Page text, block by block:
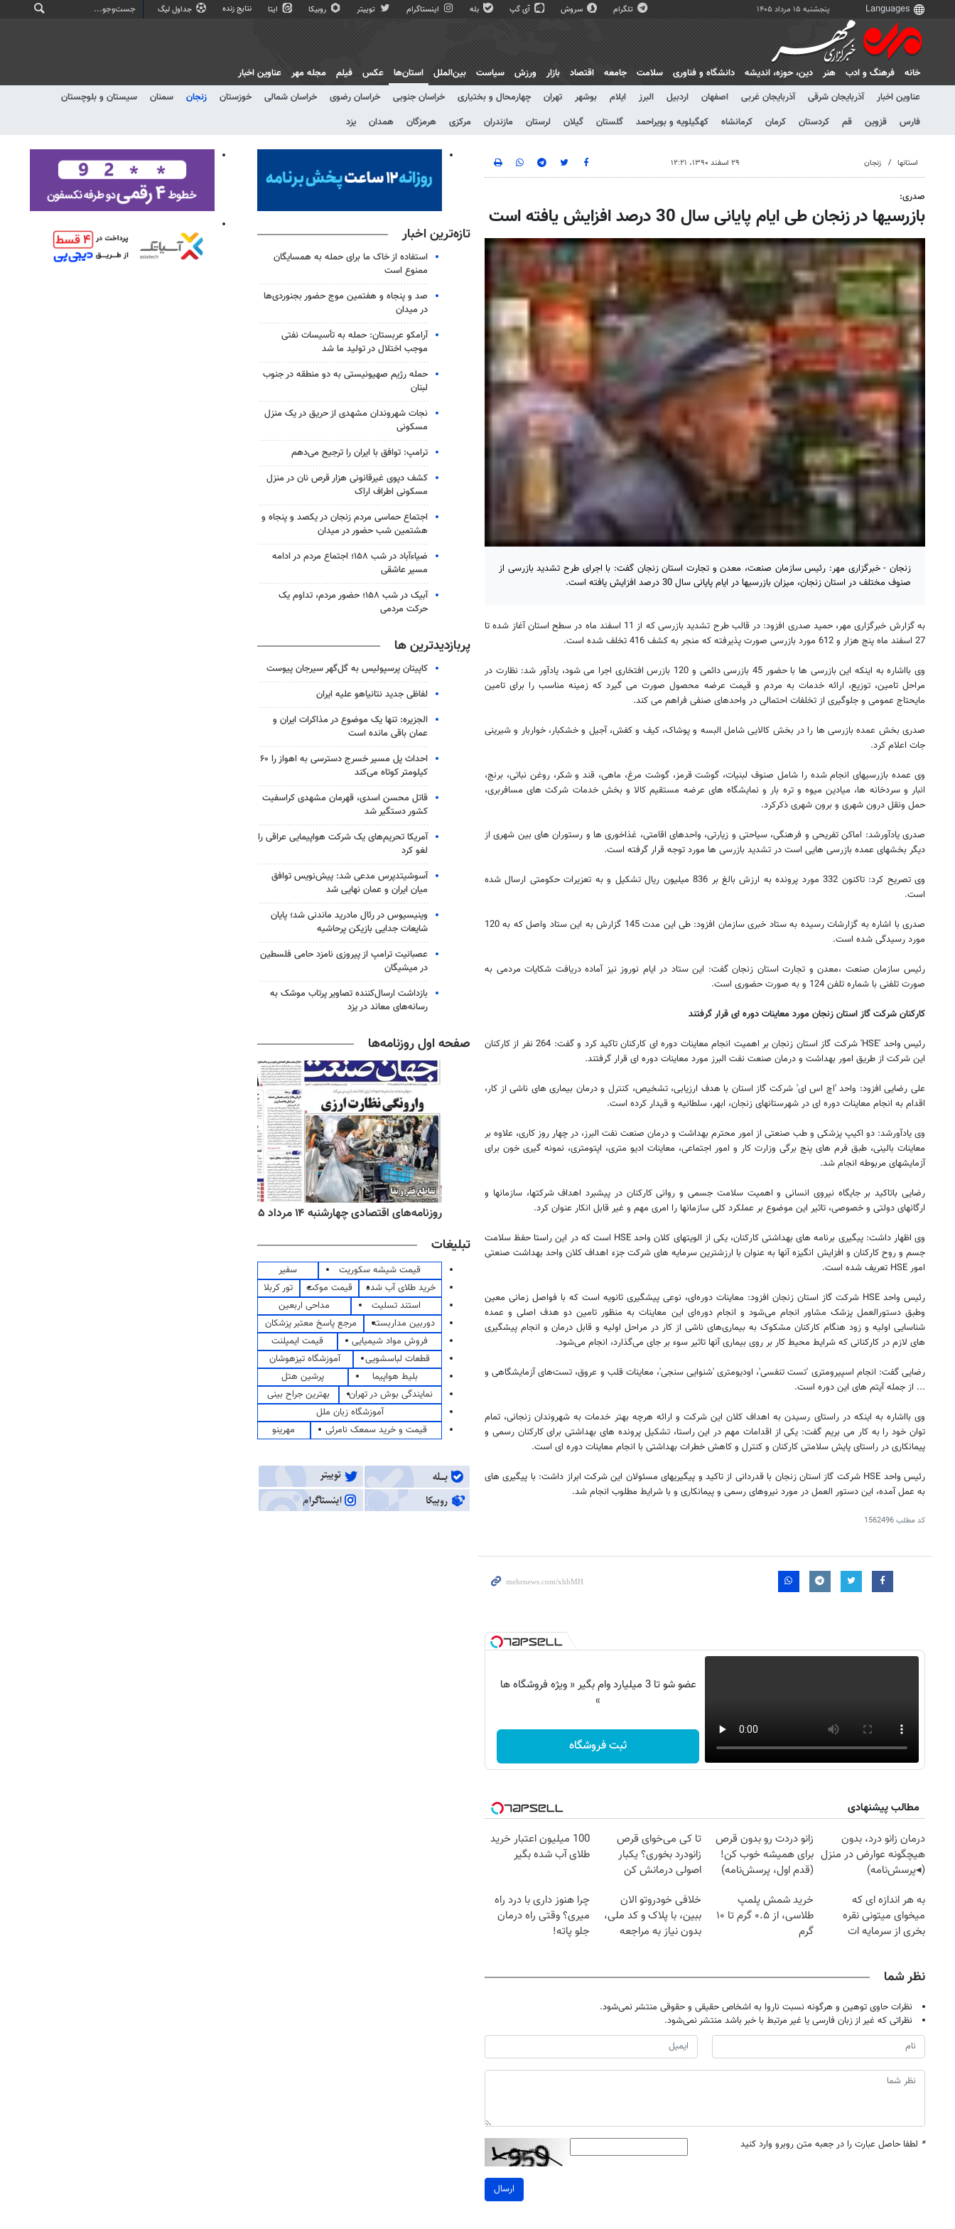
پنجشنبه ۱۵ مرداد ۱۴۰۵ تلگرام سروش آی گپ بله اینستاگرام توییتر روبیکا ایتا نتایج زنده جداول لیگ
خانه فرهنگ و ادب هنر دين، حوزه، انديشه دانشگاه و فناوری سلامت جامعه اقتصاد بازار ورزش سیاست بین‌الملل
استان‌ها
عناوین اخبار
آذربایجان شرقی آذربایجان غربی اصفهان اردبیل البرز ایلام بوشهر تهران چهارمحال و بختیاری خراسان جنوبی خراسان رضوی خراسان شمالی خوزستان زنجان سمنان
سیستان و بلوچستان
فارس
قزوین قم کردستان کرمان کرمانشاه کهگیلویه و بویراحمد گلستان گیلان لرستان مازندران مرکزی هرمزگان همدان یزد
عکس فیلم مجله مهر عناوین اخبار
استانها زنجان ۲۹ اسفند ۱۳۹۰، ۱۲:۲۱
صدری:
بازرسیها در زنجان طی ایام پایانی سال 30 درصد افزایش یافته است
زنجان - خبرگزاری مهر: رئیس سازمان صنعت، معدن و تجارت استان زنجان گفت: با اجرای طرح تشدید بازرسی از
صنوف مختلف در استان زنجان، میزان بازرسیها در ایام پایانی سال 30 درصد افزایش یافته است.
به گزارش خبرگزاری مهر، حمید صدری افزود: در قالب طرح تشدید بازرسی که از 11 اسفند ماه در سطح استان آغاز شده تا
27 اسفند ماه پنج هزار و 612 مورد بازرسی صورت پذیرفته که منجر به کشف 416 تخلف شده است.
وی بااشاره به اینکه این بازرسی ها با حضور 45 بازرسی دائمی و 120 بازرس افتخاری اجرا می شود، یادآور شد: نظارت در
مراحل تامین، توزیع، ارائه خدمات به مردم و قیمت عرضه محصول صورت می گیرد که زمینه مناسب را برای تامین
مایحتاج عمومی و جلوگیری از تخلفات احتمالی در واحدهای صنفی فراهم می کند.
صدری بخش عمده بازرسی ها را در بخش کالایی شامل البسه و پوشاک، کیف و کفش، آجیل و خشکبار، خواربار و شیرینی
جات اعلام کرد.
وی عمده بازرسیهای انجام شده را شامل صنوف لبنیات، گوشت قرمز، گوشت مرغ، ماهی، قند و شکر، روغن نباتی، برنج،
انبار و سردخانه ها، میادین میوه و تره بار و نمایشگاه های عرضه مستقیم کالا و بخش خدمات شرکت های مسافربری،
حمل ونقل درون شهری و برون شهری ذکرکرد.
صدری یادآورشد: اماکن تفریحی و فرهنگی، سیاحتی و زیارتی، واحدهای اقامتی، غذاخوری ها و رستوران های بین شهری از
دیگر بخشهای عمده بازرسی هایی است در تشدید بازرسی ها مورد توجه قرار گرفته است.
وی تصریح کرد: تاکنون 332 مورد پرونده به ارزش بالغ بر 836 میلیون ریال تشکیل و به تعزیرات حکومتی ارسال شده
است.
صدری با اشاره به گزارشات رسیده به ستاد خبری سازمان افزود: طی این مدت 145 گزارش به این ستاد واصل که به 120
مورد رسیدگی شده است.
رئیس سازمان صنعت ،‌معدن و تجارت استان زنجان گفت: این ستاد در ایام نوروز نیز آماده دریافت شکایات مردمی به
صورت تلفنی با شماره تلفن 124 و به صورت حضوری است.
کارکنان شرکت گاز استان زنجان مورد معاینات دوره ای قرار گرفتند
رئیس واحد 'HSE' شرکت گاز استان زنجان بر اهمیت انجام معاینات دوره ای کارکنان تاکید کرد و گفت: 264 نفر از کارکنان
این شرکت از طریق امور بهداشت و درمان صنعت نفت البرز مورد معاینات دوره ای قرار گرفتند.
علی رضایی افزود: واحد 'اچ اس ای' شرکت گاز استان با هدف ارزیابی، تشخیص، کنترل و درمان بیماری های ناشی از کار،
اقدام به انجام معاینات دوره ای در شهرستانهای زنجان، ابهر، سلطانیه و قیدار کرده است.
وی یادآورشد: دو اکیپ پزشکی و طب صنعتی از امور محترم بهداشت و درمان صنعت نفت البرز، در چهار روز کاری، علاوه بر
معاینات بالینی، طبق فرم های پنج برگی وزارت کار و امور اجتماعی، معاینات ادیو متری، اپتومتری، نمونه گیری خون برای
آزمایشهای مربوطه انجام شد.
رضایی باتاکید بر جایگاه نیروی انسانی و اهمیت سلامت جسمی و روانی کارکنان در پیشبرد اهداف شرکتها، سازمانها و
ارگانهای دولتی و خصوصی، تاثیر این موضوع بر عملکرد کلی سازمانها را امری مهم و غیر قابل انکار عنوان کرد.
وی اظهار داشت: پیگیری برنامه های بهداشتی کارکنان، یکی از الویتهای کلان واحد HSE است که در این راستا حفظ سلامت
جسم و روح کارکنان و افزایش انگیزه آنها به عنوان با ارزشترین سرمایه های شرکت جزء اهداف کلان واحد بهداشت صنعتی
امور HSE تعریف شده است.
رئیس واحد HSE شرکت گاز استان زنجان افزود: معاینات دوره‌ای، نوعی پیشگیری ثانویه است که با فواصل زمانی معین
وطبق دستورالعمل پزشک مشاور انجام می‌شود و انجام دوره‌ای این معاینات به منظور تامین دو هدف اصلی و عمده
شناسایی اولیه و زود هنگام کارکنان مشکوک به بیماری‌های ناشی از کار در مراحل اولیه و قابل درمان و انجام پیشگیری
های لازم در کارکنانی که شرایط محیط کار بر روی بیماری آنها تاثیر سوء بر جای می‌گذارد، انجام می‌شود.
رضایی گفت: انجام اسپیرومتری 'تست تنفسی'، اودیومتری 'شنوایی سنجی'، معاینات قلب و عروق، تست‌های آزمایشگاهی و
... از جمله آیتم های این دوره است.
وی بااشاره به اینکه در راستای رسیدن به اهداف کلان این شرکت و ارائه هرچه بهتر خدمات به شهروندان زنجانی، تمام
توان خود را به کار می بریم گفت: یکی از اقدامات مهم در این راستا، تشکیل پرونده های بهداشتی برای کارکنان رسمی و
پیمانکاری در راستای پایش سلامتی کارکنان و کنترل و کاهش خطرات بهداشتی با انجام معاینات دوره ای است.
رئیس واحد HSE شرکت گاز استان زنجان با قدردانی از تاکید و پیگیریهای مسئولان این شرکت ابراز داشت: با پیگیری های
به عمل آمده، این دستور العمل در مورد نیروهای رسمی و پیمانکاری و با شرایط مطلوب انجام شد.
کد مطلب1562496
عضو شو تا 3 میلیارد وام بگیر « ویژه فروشگاه ها
»
ثبت فروشگاه
مطالب پیشنهادی
درمان زانو درد، بدون
هیچگونه عوارض در منزل
(◂پرسش‌نامه)
زانو دردت رو بدون قرص
برای همیشه خوب کن!
(قدم اول، پرسش‌نامه)
تا کی می‌خوای قرص
زانودرد بخوری؟ یکبار
اصولی درمانش کن
100 میلیون اعتبار خرید
طلای آب شده بگیر
به هر اندازه ای که
میخوای میتونی نقره
بخری از سرمایه ات
خرید شمش پلمپ
طلاسی، از ۰.۵ گرم تا ۱۰
گرم
خلافی خودروتو الان
ببین، با پلاک و کد ملی،
بدون نیاز به مراجعه
چرا هنوز داری با درد راه
میری؟ وقتی راه درمان
جلو پاته!
نظر شما
نظرات حاوی توهین و هرگونه نسبت ناروا به اشخاص حقیقی و حقوقی منتشر نمی‌شود.
نظراتی که غیر از زبان فارسی یا غیر مرتبط با خبر باشد منتشر نمی‌شود.
* لطفا حاصل عبارت را در جعبه متن روبرو وارد کنید
ارسال
تازه‌ترین اخبار
استفاده از خاک ما برای حمله به همسایگان
ممنوع است
صد و پنجاه و هفتمین موج حضور بجنوردی‌ها
در میدان
آرامکو عربستان: حمله به تأسیسات نفتی
موجب اختلال در تولید ما شد
حمله رژیم صهیونیستی به دو منطقه در جنوب
لبنان
نجات شهروندان مشهدی از حریق در یک منزل
مسکونی
ترامپ: توافق با ایران را ترجیح می‌دهم
کشف دپوی غیرقانونی هزار قرص نان در منزل
مسکونی اطراف اراک
اجتماع حماسی مردم زنجان در یکصد و پنجاه و
هشتمین شب حضور در میدان
ضیاء‌آباد در شب ۱۵۸؛ اجتماع مردم در ادامه
مسیر عاشقی
آبیک در شب ۱۵۸؛ حضور مردم، تداوم یک
حرکت مردمی
پربازدیدترین ها
کاپیتان پرسپولیس به گل‌گهر سیرجان پیوست
لفاظی جدید نتانیاهو علیه ایران
الجزیره: تنها یک موضوع در مذاکرات ایران و
عمان باقی مانده است
احداث پل مسیر خسرج دسترسی به اهواز را ۶۰
کیلومتر کوتاه می‌کند
قاتل محسن اسدی، قهرمان مشهدی کراسفیت
کشور دستگیر شد
آمریکا تحریم‌های یک شرکت هواپیمایی عراقی را
لغو کرد
آسوشیتدپرس مدعی شد: پیش‌نویس توافق
میان ایران و عمان نهایی شد
وینیسیوس در رئال مادرید ماندنی شد؛ پایان
شایعات جدایی بازیکن پرحاشیه
عصبانیت ترامپ از پیروزی نامزد حامی فلسطین
در میشیگان
بازداشت ارسال‌کننده تصاویر پرتاب موشک به
رسانه‌های معاند در یزد
صفحه اول روزنامه‌ها
روزنامه‌های ورزشی چهارشنبه ۱۴ مرداد ۱۴۰۵ روزنامه‌های صبح چهارشنبه ۱۴ مرداد ۱۴۰۵ روزنامه‌های اقتصادی چهارشنبه ۱۴ مرداد ۱۴۰۵
تبلیغات
قیمت شیشه سکوریت
سفیر
خرید طلای آب شده
قیمت موکت
تور کربلا
استند تسلیت
مداحی اربعین
دوربین مداربسته
مرجع پاسخ معتبر پزشکان
فروش مواد شیمیایی
قیمت ایمپلنت
قطعات لباسشویی
آموزشگاه تیزهوشان
بلیط هواپیما
پرشین هتل
نمایندگی بوش در تهران
بهترین جراح بینی
آموزشگاه زبان ملل
قیمت و خرید سمعک نامرئی
مهرینو